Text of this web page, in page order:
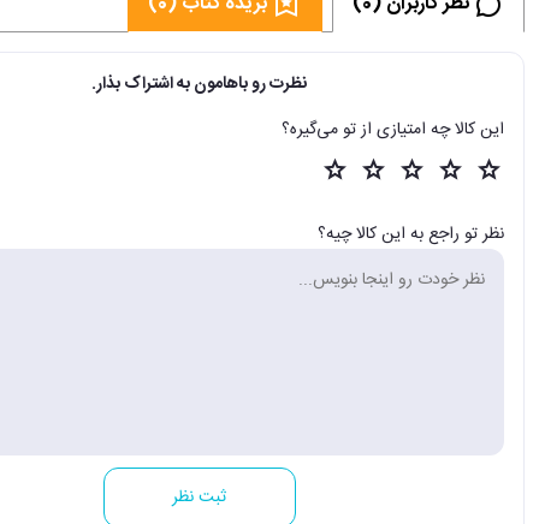
نظرت رو باهامون به اشتراک بذار.
این کالا چه امتیازی از تو می‌گیره؟
نظر تو راجع به این کالا چیه؟
ثبت نظر